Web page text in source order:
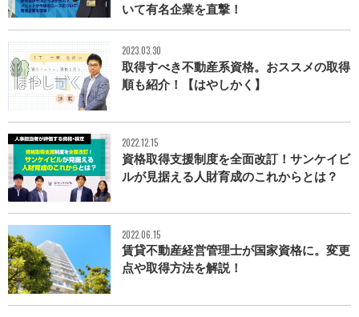
いて有名企業を直撃！
2023.03.30
取得すべき不動産系資格。おススメの取得
順も紹介！【はやしかく】
2022.12.15
資格取得支援制度を全面改訂！サンケイビ
ルが見据える人財育成のこれからとは？
2022.06.15
賃貸不動産経営管理士が国家資格に。変更
点や取得方法を解説！